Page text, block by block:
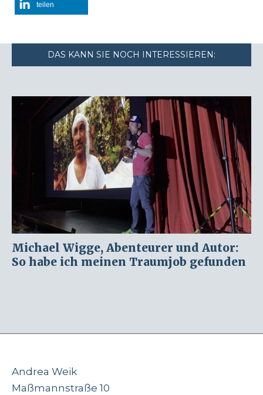
teilen
DAS KANN SIE NOCH INTERESSIEREN:
Michael Wigge, Abenteurer und Autor:
So habe ich meinen Traumjob gefunden
Andrea Weik
Maßmannstraße 10